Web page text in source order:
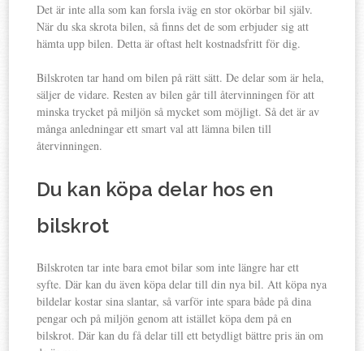
Det är inte alla som kan forsla iväg en stor okörbar bil själv.
När du ska skrota bilen, så finns det de som erbjuder sig att
hämta upp bilen. Detta är oftast helt kostnadsfritt för dig.
Bilskroten tar hand om bilen på rätt sätt. De delar som är hela,
säljer de vidare. Resten av bilen går till återvinningen för att
minska trycket på miljön så mycket som möjligt. Så det är av
många anledningar ett smart val att lämna bilen till
återvinningen.
Du kan köpa delar hos en
bilskrot
Bilskroten tar inte bara emot bilar som inte längre har ett
syfte. Där kan du även köpa delar till din nya bil. Att köpa nya
bildelar kostar sina slantar, så varför inte spara både på dina
pengar och på miljön genom att istället köpa dem på en
bilskrot. Där kan du få delar till ett betydligt bättre pris än om